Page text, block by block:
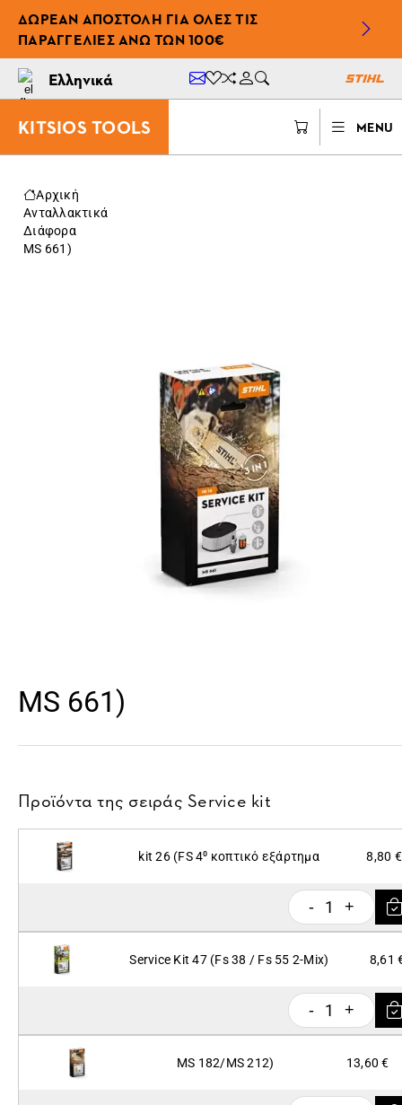
ΔΩΡΕΆΝ ΑΠΟΣΤΟΛΉ ΓΙΑ ΌΛΕΣ ΤΙΣ
ΠΑΡΑΓΓΕΛΊΕΣ ΆΝΩ ΤΩΝ 100€
Ελληνικά
KITSIOS TOOLS MENU
Αρχική
Ανταλλακτικά
Διάφορα
MS 661)
MS 661)
Προϊόντα της σειράς Service kit
kit 26 (FS 4⁰ κοπτικό εξάρτημα 8,80 €
- 1 +
Service Kit 47 (Fs 38 / Fs 55 2-Mix) 8,61
- 1 +
MS 182/MS 212) 13,60 €